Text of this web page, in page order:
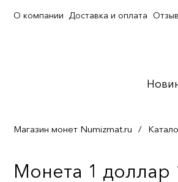
О компании Доставка и оплата
Магазин монет Numizmat.ru /
Монета 1 доллар